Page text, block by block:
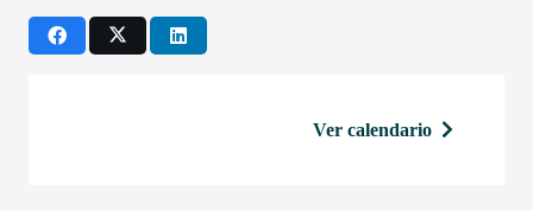
Ver calendario